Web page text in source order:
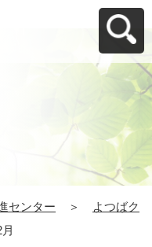
センター ＞
よつばク